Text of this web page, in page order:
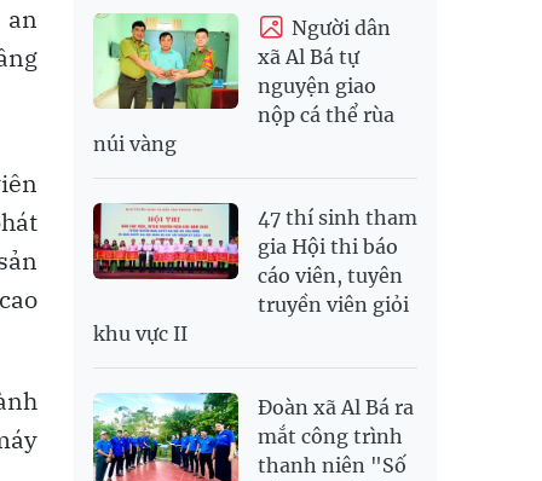
an
Người dân
xã Al Bá tự
nguyện giao
nộp cá thể rùa
núi vàng
47 thí sinh tham
gia Hội thi báo
cáo viên, tuyên
truyền viên giỏi
khu vực II
Đoàn xã Al Bá ra
mắt công trình
thanh niên "Số